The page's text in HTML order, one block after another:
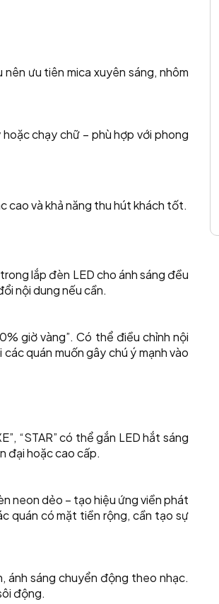
ưu tiên mica xuyên sáng, nhôm
chạy chữ – phù hợp với phong
cao và khả năng thu hút khách tốt.
lắp đèn LED cho ánh sáng đều
nội dung nếu cần.
giờ vàng”. Có thể điều chỉnh nội
quán muốn gây chú ý mạnh vào
“STAR” có thể gắn LED hắt sáng
đại hoặc cao cấp.
neon dẻo – tạo hiệu ứng viền phát
quán có mặt tiền rộng, cần tạo sự
ánh sáng chuyển động theo nhạc.
động.